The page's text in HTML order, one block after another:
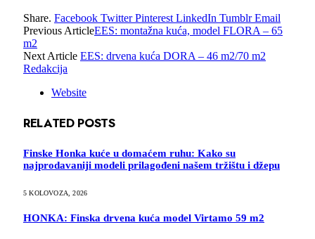
Share. Facebook Twitter Pinterest LinkedIn Tumblr Email
Previous ArticleEES: montažna kuća, model FLORA – 65
m2
Next Article EES: drvena kuća DORA – 46 m2/70 m2
Redakcija
Website
RELATED POSTS
Finske Honka kuće u domaćem ruhu: Kako su
najprodavaniji modeli prilagođeni našem tržištu i džepu
5 KOLOVOZA, 2026
HONKA: Finska drvena kuća model Virtamo 59 m2